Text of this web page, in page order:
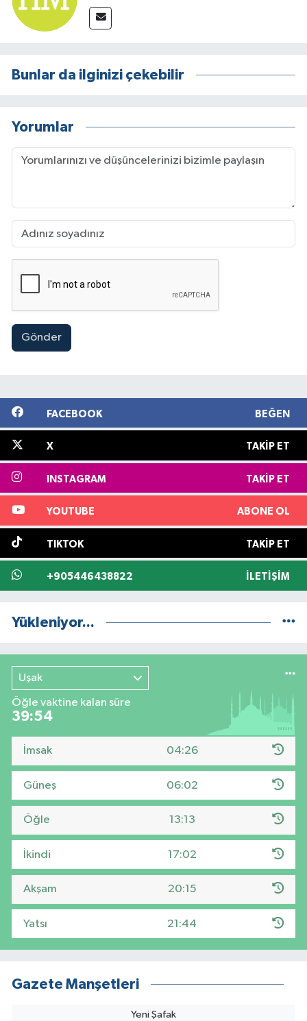
Bunlar da ilginizi çekebilir
Yorumlar
Gönder
FACEBOOK BEĞEN
X TAKIP ET
INSTAGRAM TAKIP ET
YOUTUBE ABONE OL
TIKTOK TAKIP ET
+905446438822 İLETIŞIM
Yükleniyor...
Uşak
Öğle vaktine kalan süre
39:53
İmsak 04:26
Güneş 06:02
Öğle 13:13
İkindi 17:02
Akşam 20:15
Yatsı 21:44
Gazete Manşetleri
Yeni Şafak